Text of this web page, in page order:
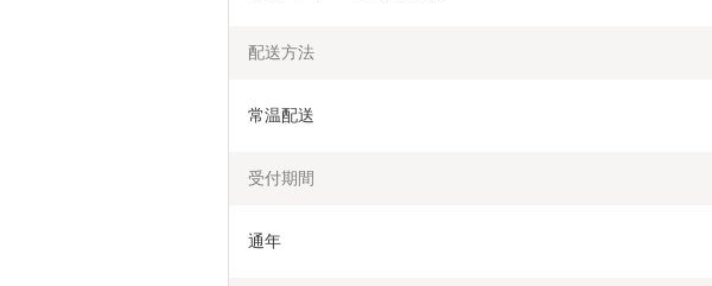
配送方法
常温配送
受付期間
通年